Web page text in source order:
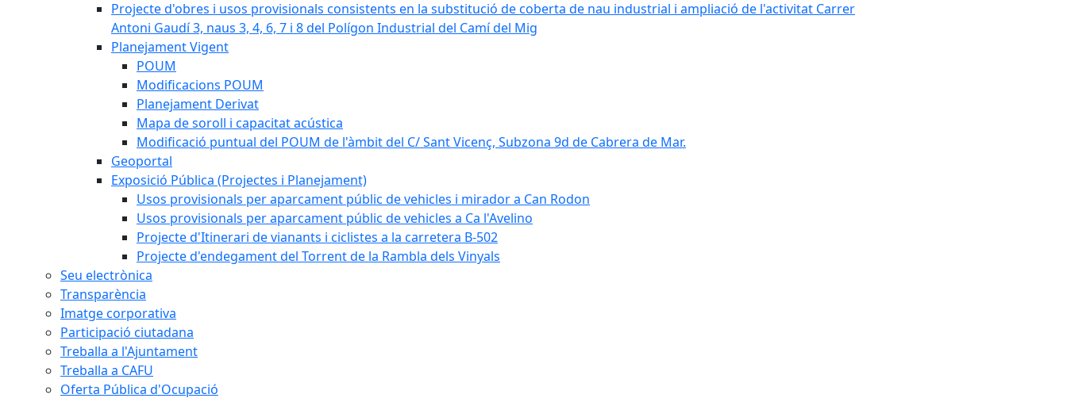
Projecte d'obres i usos provisionals consistents en la substitució de coberta de nau industrial i ampliació de l'activitat Carrer
Antoni Gaudí 3, naus 3, 4, 6, 7 i 8 del Polígon Industrial del Camí del Mig
Planejament Vigent
POUM
Modificacions POUM
Planejament Derivat
Mapa de soroll i capacitat acústica
Modificació puntual del POUM de l'àmbit del C/ Sant Vicenç, Subzona 9d de Cabrera de Mar.
Geoportal
Exposició Pública (Projectes i Planejament)
Usos provisionals per aparcament públic de vehicles i mirador a Can Rodon
Usos provisionals per aparcament públic de vehicles a Ca l'Avelino
Projecte d'Itinerari de vianants i ciclistes a la carretera B-502
Projecte d'endegament del Torrent de la Rambla dels Vinyals
Seu electrònica
Transparència
Imatge corporativa
Participació ciutadana
Treballa a l'Ajuntament
Treballa a CAFU
Oferta Pública d'Ocupació